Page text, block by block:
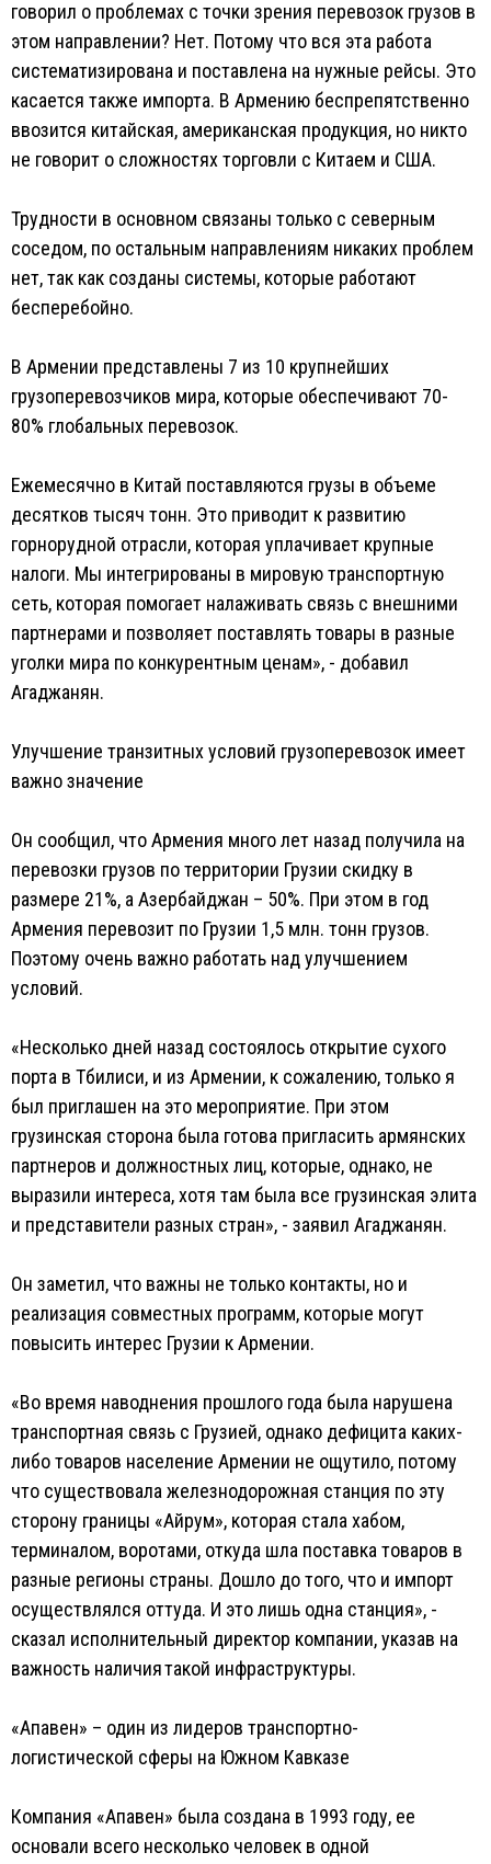
говорил о проблемах с точки зрения перевозок грузов в
этом направлении? Нет. Потому что вся эта работа
систематизирована и поставлена на нужные рейсы. Это
касается также импорта. В Армению беспрепятственно
ввозится китайская, американская продукция, но никто
не говорит о сложностях торговли с Китаем и США.
Трудности в основном связаны только с северным
соседом, по остальным направлениям никаких проблем
нет, так как созданы системы, которые работают
бесперебойно.
В Армении представлены 7 из 10 крупнейших
грузоперевозчиков мира, которые обеспечивают 70-
80% глобальных перевозок.
Ежемесячно в Китай поставляются грузы в объеме
десятков тысяч тонн. Это приводит к развитию
горнорудной отрасли, которая уплачивает крупные
налоги. Мы интегрированы в мировую транспортную
сеть, которая помогает налаживать связь с внешними
партнерами и позволяет поставлять товары в разные
уголки мира по конкурентным ценам», - добавил
Агаджанян.
Улучшение транзитных условий грузоперевозок имеет
важно значение
Он сообщил, что Армения много лет назад получила на
перевозки грузов по территории Грузии скидку в
размере 21%, а Азербайджан – 50%. При этом в год
Армения перевозит по Грузии 1,5 млн. тонн грузов.
Поэтому очень важно работать над улучшением
условий.
«Несколько дней назад состоялось открытие сухого
порта в Тбилиси, и из Армении, к сожалению, только я
был приглашен на это мероприятие. При этом
грузинская сторона была готова пригласить армянских
партнеров и должностных лиц, которые, однако, не
выразили интереса, хотя там была все грузинская элита
и представители разных стран», - заявил Агаджанян.
Он заметил, что важны не только контакты, но и
реализация совместных программ, которые могут
повысить интерес Грузии к Армении.
«Во время наводнения прошлого года была нарушена
транспортная связь с Грузией, однако дефицита каких-
либо товаров население Армении не ощутило, потому
что существовала железнодорожная станция по эту
сторону границы «Айрум», которая стала хабом,
терминалом, воротами, откуда шла поставка товаров в
разные регионы страны. Дошло до того, что и импорт
осуществлялся оттуда. И это лишь одна станция», -
сказал исполнительный директор компании, указав на
важность наличия такой инфраструктуры.
«Апавен» – один из лидеров транспортно-
логистической сферы на Южном Кавказе
Компания «Апавен» была создана в 1993 году, ее
основали всего несколько человек в одной